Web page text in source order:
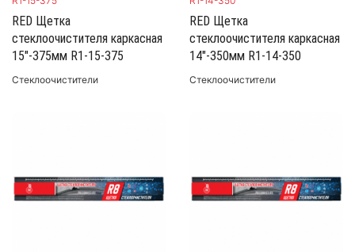
RED Щетка
стеклоочистителя каркасная
15"-375мм R1-15-375
Стеклоочистители
RED Щетка
стеклоочистителя каркасная
14"-350мм R1-14-350
Стеклоочистители